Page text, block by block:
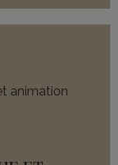
K. - XL AIWAYS